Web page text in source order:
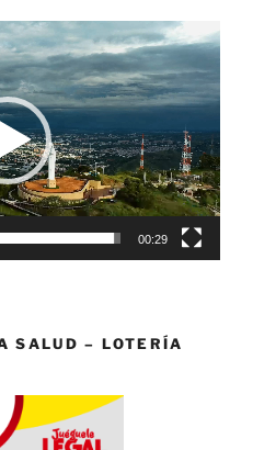
00:29
SALUD – LOTERÍA